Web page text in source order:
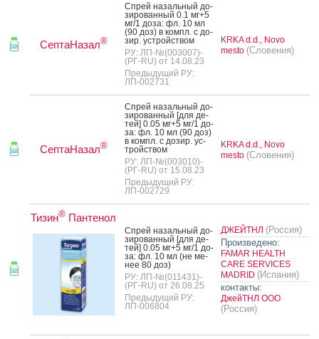
СептаНазал®
Спрей на­заль­ный до­
зиро­ван­ный 0.1 мг+5
мг/1 до­за: фл. 10 мл
(90 доз) в компл. с до­
зир. ус­трой­ством
РУ: ЛП-№(003007)-
(РГ-RU) от 14.08.23
Предыдущий РУ:
ЛП-002731
KRKA d.d., Novo
mesto (Словения)
СептаНазал®
Спрей на­заль­ный до­
зиро­ван­ный [для де­
тей] 0.05 мг+5 мг/1 до­
за: фл. 10 мл (90 доз)
в компл. с до­зир. ус­
трой­ством
РУ: ЛП-№(003010)-
(РГ-RU) от 15.08.23
Предыдущий РУ:
ЛП-002729
KRKA d.d., Novo
mesto (Словения)
Тизин® Пантенол
Спрей на­заль­ный до­
зиро­ван­ный [для де­
тей] 0.05 мг+5 мг/1 до­
за: фл. 10 мл (не ме­
нее 80 доз)
РУ: ЛП-№(011431)-
(РГ-RU) от 26.08.25
Предыдущий РУ:
ЛП-006804
ДЖЕЙТНЛ (Россия)
Произведено:
FAMAR HEALTH
CARE SERVICES
MADRID (Испания)
контакты:
ДжейТНЛ ООО
(Россия)